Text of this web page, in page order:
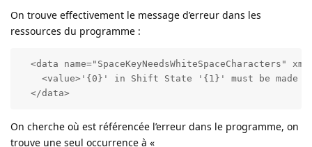
On trouve effectivement le message d’erreur dans les
ressources du programme :
<data name="SpaceKeyNeedsWhiteSpaceCharacters"
<value>'{0}' in Shift State '{1}' must be made
  </data>
On cherche où est référencée l’erreur dans le programme, on
trouve une seul occurrence à «